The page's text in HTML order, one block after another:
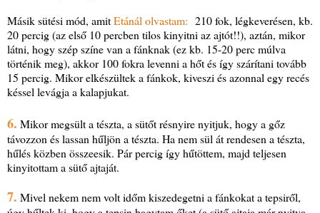
Másik sütési mód, amitEtánál olvastam: 210 fok, légkeverésen, kb.
20 percig (az első 10 percben tilos kinyitni az ajtót!!), aztán, mikor
látni, hogy szép színe van a fánknak (ez kb. 15-20 perc múlva
történik meg), akkor 100 fokra levenni a hőt és így szárítani tovább
15 percig. Mikor elkészültek a fánkok, kiveszi és azonnal egy recés
késsel levágja a kalapjukat.
6. Mikor megsült a tészta, a sütőt résnyire nyitjuk, hogy a gőz
távozzon és lassan hűljön a tészta. Ha nem sül át rendesen a tészta,
hűlés közben összeesik. Pár percig így hűtöttem, majd teljesen
kinyitottam a sütő ajtaját.
7. Mivel nekem nem volt időm kiszedegetni a fánkokat a tepsiről,